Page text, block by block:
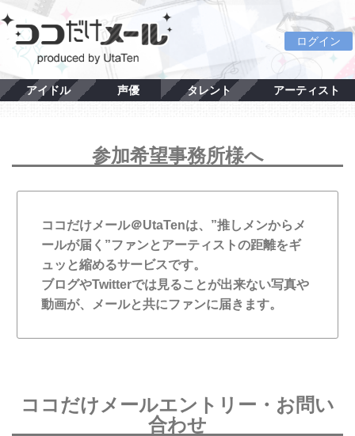
ログイン
アイドル 声優 タレント アーティスト
参加希望事務所様へ
ココだけメール＠UtaTenは、”推しメンからメ
ールが届く”ファンとアーティストの距離をギ
ュッと縮めるサービスです。
ブログやTwitterでは見ることが出来ない写真や
動画が、メールと共にファンに届きます。
ココだけメールエントリー・お問い
合わせ